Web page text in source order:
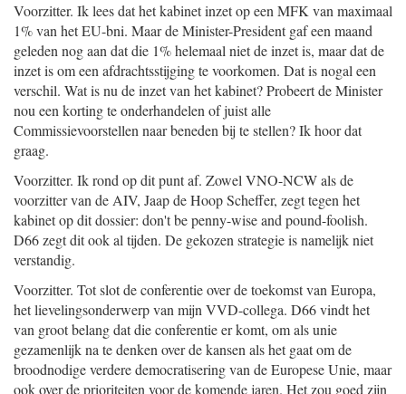
Voorzitter. Ik lees dat het kabinet inzet op een MFK van maximaal
1% van het EU-bni. Maar de Minister-President gaf een maand
geleden nog aan dat die 1% helemaal niet de inzet is, maar dat de
inzet is om een afdrachtsstijging te voorkomen. Dat is nogal een
verschil. Wat is nu de inzet van het kabinet? Probeert de Minister
nou een korting te onderhandelen of juist alle
Commissievoorstellen naar beneden bij te stellen? Ik hoor dat
graag.
Voorzitter. Ik rond op dit punt af. Zowel VNO-NCW als de
voorzitter van de AIV, Jaap de Hoop Scheffer, zegt tegen het
kabinet op dit dossier: don't be penny-wise and pound-foolish.
D66 zegt dit ook al tijden. De gekozen strategie is namelijk niet
verstandig.
Voorzitter. Tot slot de conferentie over de toekomst van Europa,
het lievelingsonderwerp van mijn VVD-collega. D66 vindt het
van groot belang dat die conferentie er komt, om als unie
gezamenlijk na te denken over de kansen als het gaat om de
broodnodige verdere democratisering van de Europese Unie, maar
ook over de prioriteiten voor de komende jaren. Het zou goed zijn